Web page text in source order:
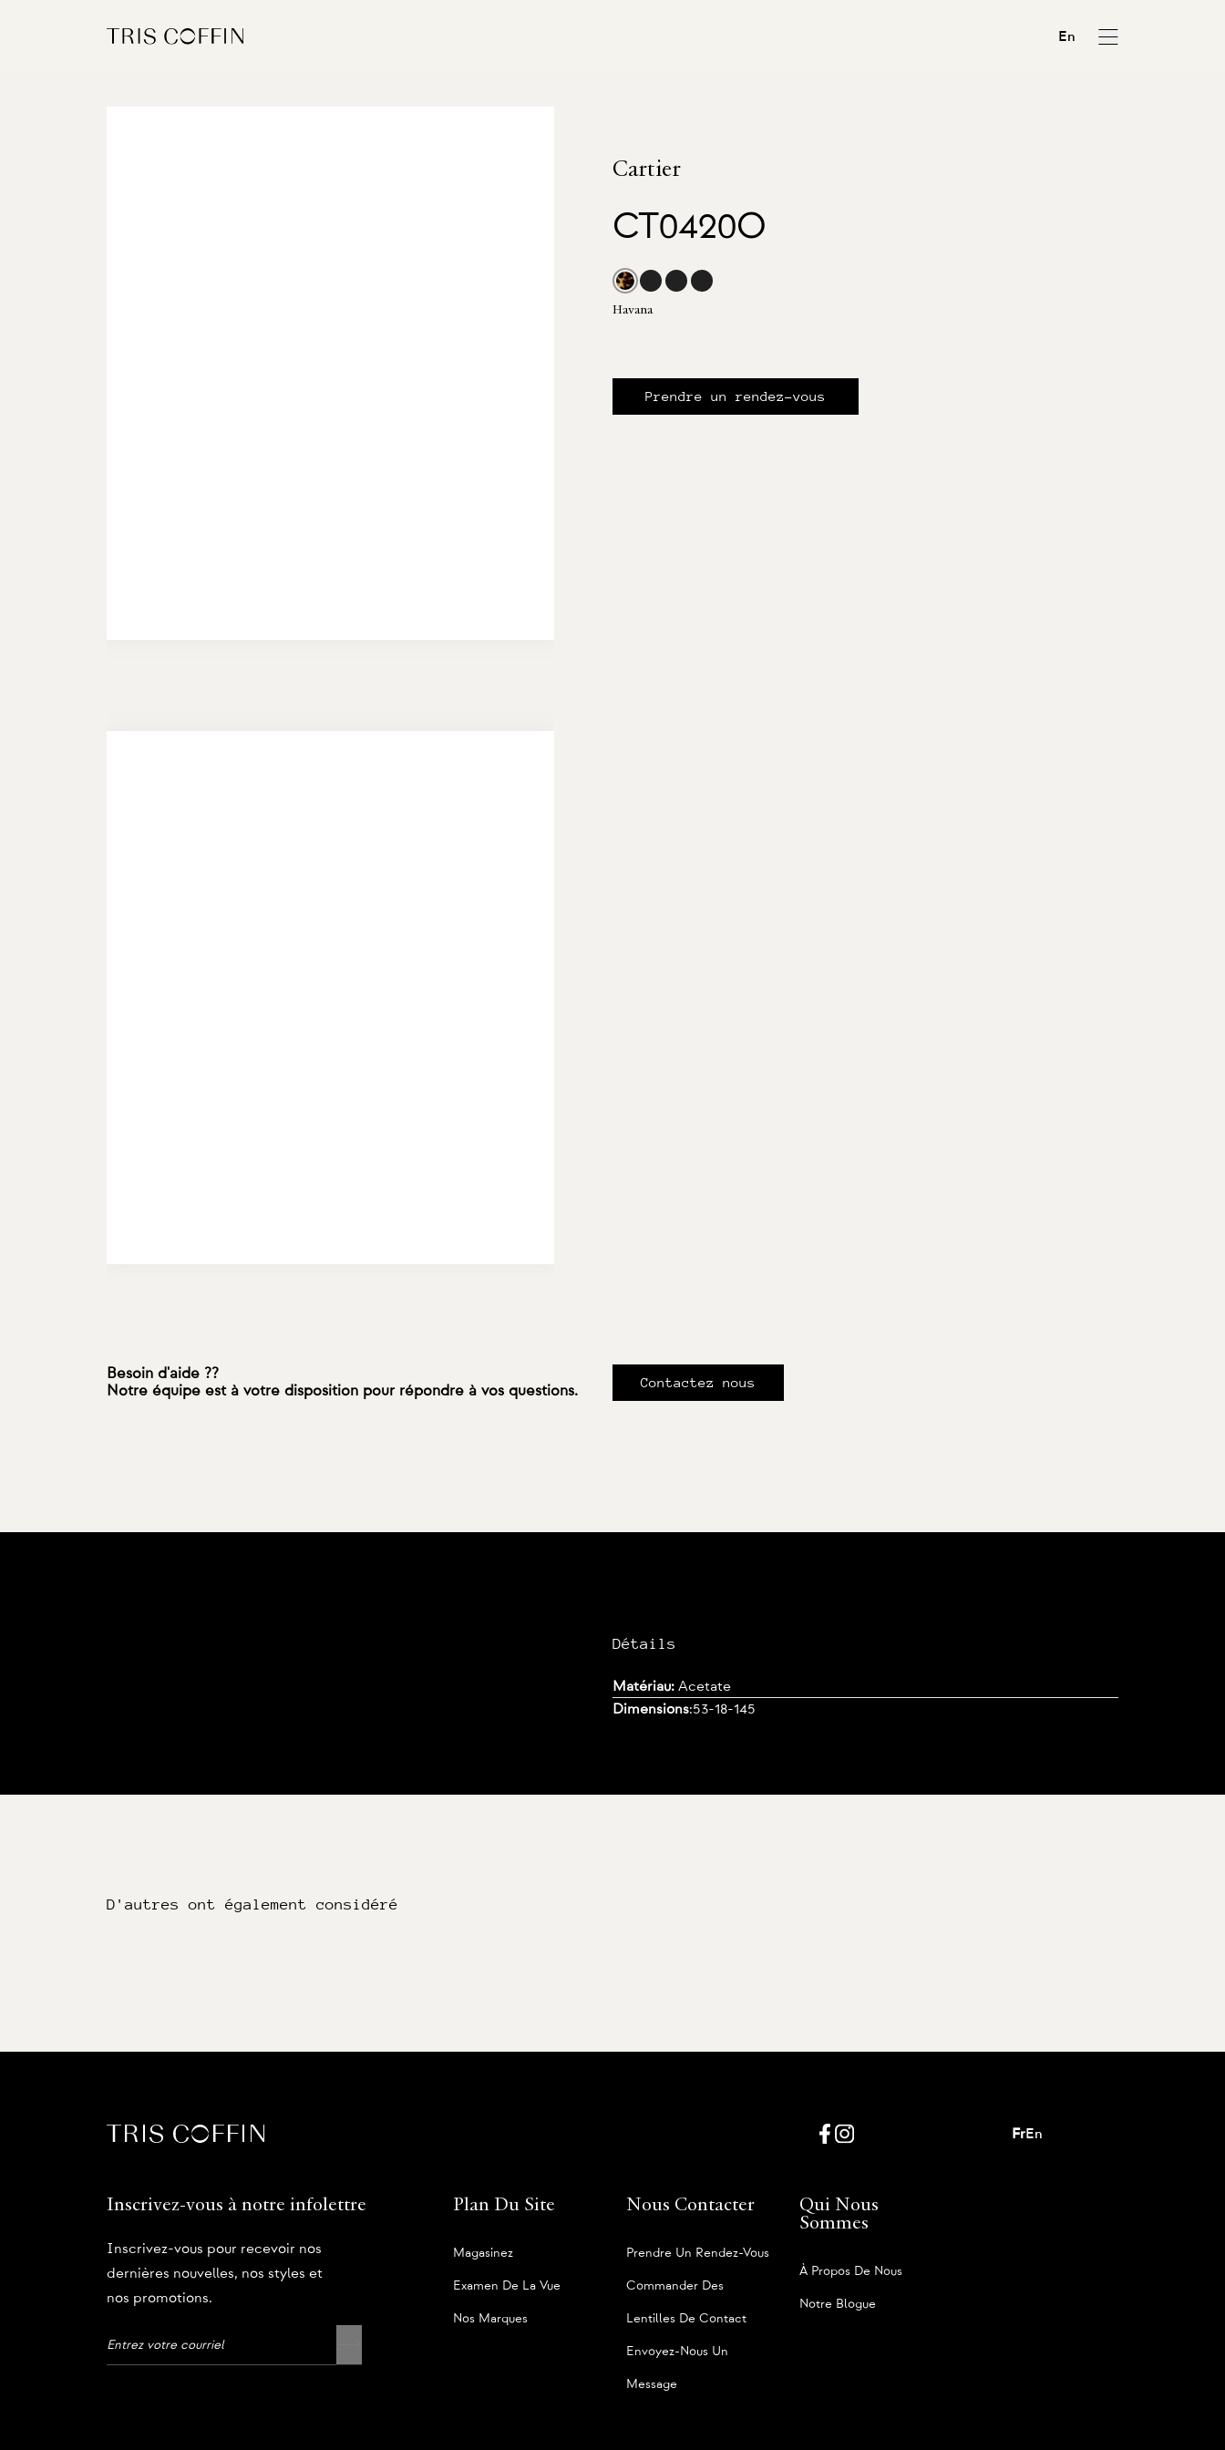
En
Cartier
CT0420O
Havana
Prendre un rendez-vous
Besoin d'aide ??
Notre équipe est à votre disposition pour répondre à vos questions.
Contactez nous
Détails
Matériau: Acetate
Dimensions:53-18-145
D'autres ont également considéré
En
Fr
Inscrivez-vous à notre infolettre
Inscrivez-vous pour recevoir nos
dernières nouvelles, nos styles et
nos promotions.
Plan Du Site
Magasinez
Examen De La Vue
Nos Marques
Nous Contacter
Prendre Un Rendez-Vous
Commander Des
Lentilles De Contact
Envoyez-Nous Un
Message
Qui Nous
Sommes
À Propos De Nous
Notre Blogue